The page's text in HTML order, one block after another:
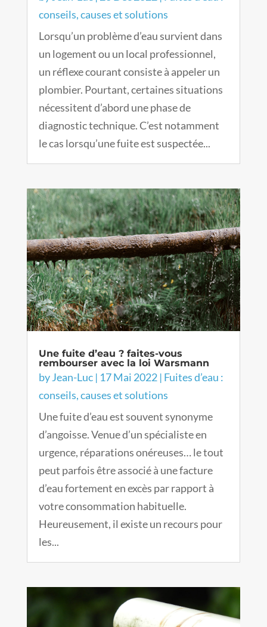
conseils, causes et solutions
Lorsqu’un problème d’eau survient dans
un logement ou un local professionnel,
un réflexe courant consiste à appeler un
plombier. Pourtant, certaines situations
nécessitent d’abord une phase de
diagnostic technique. C’est notamment
le cas lorsqu’une fuite est suspectée...
Une fuite d’eau ? faites-vous
rembourser avec la loi Warsmann
byJean-Luc| 17 Mai 2022| Fuites d’eau :
conseils, causes et solutions
Une fuite d’eau est souvent synonyme
d’angoisse. Venue d’un spécialiste en
urgence, réparations onéreuses… le tout
peut parfois être associé à une facture
d’eau fortement en excès par rapport à
votre consommation habituelle.
Heureusement, il existe un recours pour
les...